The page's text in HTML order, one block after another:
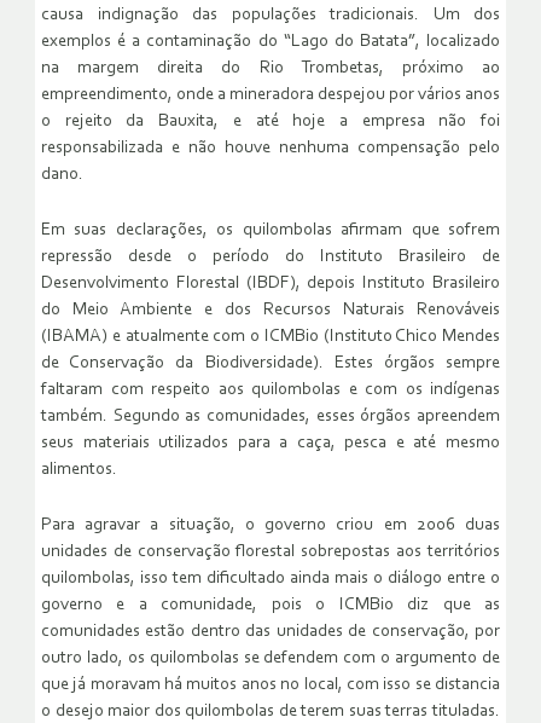
causa indignação das populações tradicionais. Um dos
exemplos é a contaminação do “Lago do Batata”, localizado
na margem direita do Rio Trombetas, próximo ao
empreendimento, onde a mineradora despejou por vários anos
o rejeito da Bauxita, e até hoje a empresa não foi
responsabilizada e não houve nenhuma compensação pelo
dano.
Em suas declarações, os quilombolas afirmam que sofrem
repressão desde o período do Instituto Brasileiro de
Desenvolvimento Florestal (IBDF), depois Instituto Brasileiro
do Meio Ambiente e dos Recursos Naturais Renováveis
(IBAMA) e atualmente com o ICMBio (Instituto Chico Mendes
de Conservação da Biodiversidade). Estes órgãos sempre
faltaram com respeito aos quilombolas e com os indígenas
também. Segundo as comunidades, esses órgãos apreendem
seus materiais utilizados para a caça, pesca e até mesmo
alimentos.
Para agravar a situação, o governo criou em 2006 duas
unidades de conservação florestal sobrepostas aos territórios
quilombolas, isso tem dificultado ainda mais o diálogo entre o
governo e a comunidade, pois o ICMBio diz que as
comunidades estão dentro das unidades de conservação, por
outro lado, os quilombolas se defendem com o argumento de
que já moravam há muitos anos no local, com isso se distancia
o desejo maior dos quilombolas de terem suas terras tituladas.